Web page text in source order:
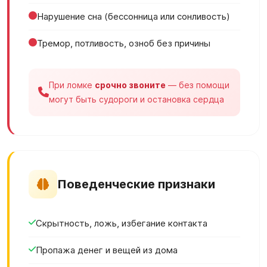
Нарушение сна (бессонница или сонливость)
Тремор, потливость, озноб без причины
При ломке срочно звоните — без помощи
могут быть судороги и остановка сердца
Поведенческие признаки
Скрытность, ложь, избегание контакта
Пропажа денег и вещей из дома